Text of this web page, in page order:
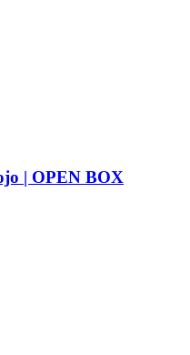
| OPEN BOX